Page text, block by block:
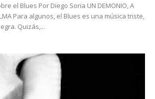
el Blues Por Diego Soria UN DEMONIO, A
Para algunos, el Blues es una música triste,
Quizás,...